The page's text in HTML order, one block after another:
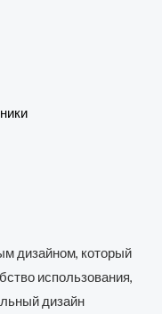
дизайном, который
использования,
дизайн